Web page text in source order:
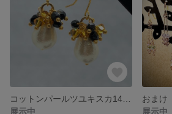
展示中
おまけ
展示中